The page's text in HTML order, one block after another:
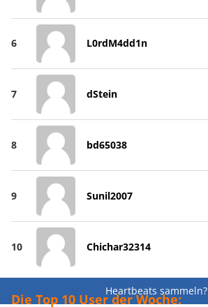
6 L0rdM4dd1n
7 dStein
8 bd65038
9 Sunil2007
10 Chichar32314
Heartbeats sammeln?
Die Top 10 User der Woche: